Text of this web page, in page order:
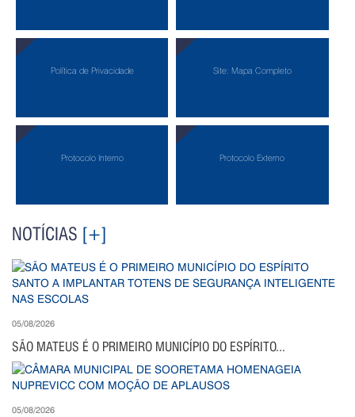
Política de Privacidade Site: Mapa Completo
Protocolo Interno Protocolo Externo
NOTÍCIAS [+]
05/08/2026
SÃO MATEUS É O PRIMEIRO MUNICÍPIO DO ESPÍRITO...
05/08/2026